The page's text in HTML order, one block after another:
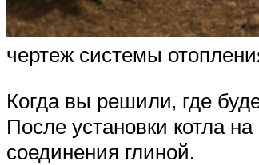
чертеж системы
Когда вы решили, где
После установки котла
соединения глиной.